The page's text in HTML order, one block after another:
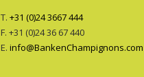
T. +31 (0)24 3667 444
F. +31 (0)24 36 67 440
E. info@BankenChampignons.com